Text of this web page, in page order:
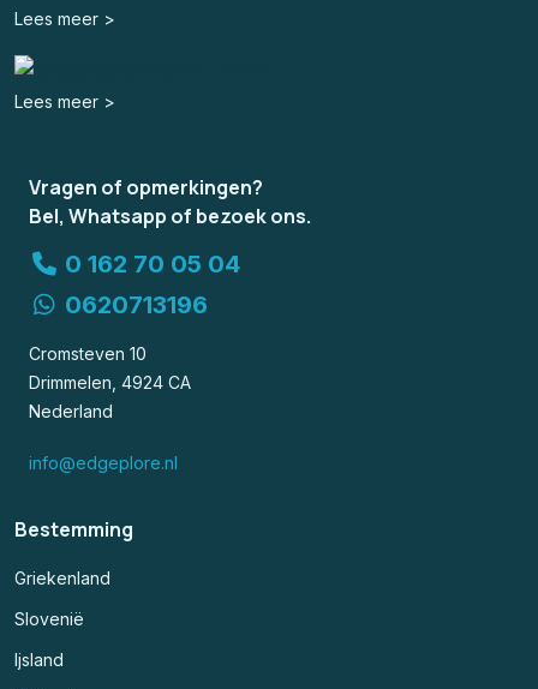
Lees meer >
Lees meer >
Vragen of opmerkingen?
Bel, Whatsapp of bezoek ons.
0 162 70 05 04
0620713196
Cromsteven 10
Drimmelen, 4924 CA
Nederland
info@edgeplore.nl
Bestemming
Griekenland
Slovenië
Ijsland